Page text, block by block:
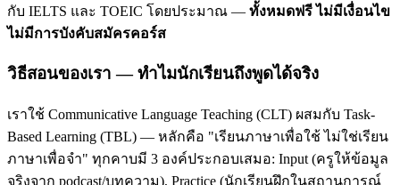
กับ IELTS และ TOEIC โดยประมาณ — ทั้งหมดฟรี ไม่มีเงื่อนไข
ไม่มีการบังคับสมัครคอร์ส
วิธีสอนของเรา — ทำไมนักเรียนถึงพูดได้จริง
เราใช้ Communicative Language Teaching (CLT) ผสมกับ Task-
Based Learning (TBL) — หลักคือ "เรียนภาษาเพื่อใช้ ไม่ใช่เรียน
ภาษาเพื่อจำ" ทุกคาบมี 3 องค์ประกอบเสมอ: Input (ครูให้ข้อมูล
จริงจาก podcast/บทความ), Practice (นักเรียนฝึกในสถานการณ์